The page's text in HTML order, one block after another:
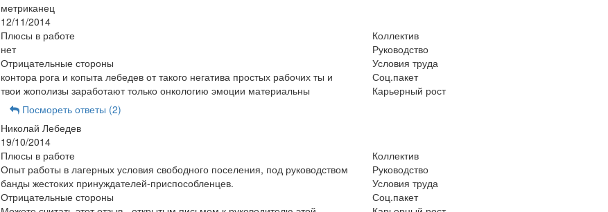
метриканец
12/11/2014
Плюсы в работе
нет
Отрицательные стороны
контора рога и копыта лебедев от такого негатива простых рабочих ты и
твои жополизы заработают только онкологию эмоции материальны
Коллектив
Руководство
Условия труда
Соц.пакет
Карьерный рост
Посмореть ответы (2)
Николай Лебедев
19/10/2014
Плюсы в работе
Опыт работы в лагерных условия свободного поселения, под руководством
банды жестоких принуждателей-приспособленцев.
Отрицательные стороны
Коллектив
Руководство
Условия труда
Соц.пакет